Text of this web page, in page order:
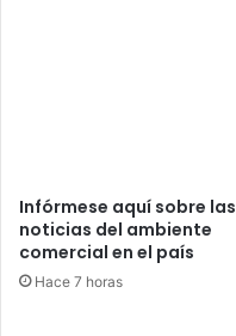
Infórmese aquí sobre las
noticias del ambiente
comercial en el país
Hace 7 horas